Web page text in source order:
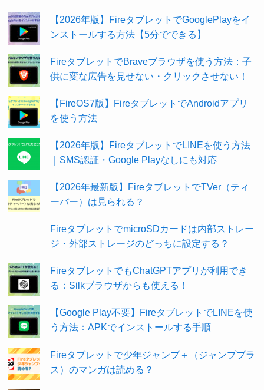
【2026年版】FireタブレットでGooglePlayをイ
ンストールする方法【5分でできる】
FireタブレットでBraveブラウザを使う方法：子
供に変な広告を見せない・クリックさせない！
【FireOS7版】FireタブレットでAndroidアプリ
を使う方法
【2026年版】FireタブレットでLINEを使う方法
｜SMS認証・Google Playなしにも対応
【2026年最新版】FireタブレットでTVer（ティ
ーバー）は見られる？
FireタブレットでmicroSDカードは内部ストレー
ジ・外部ストレージのどっちに設定する？
FireタブレットでもChatGPTアプリが利用でき
る：Silkブラウザからも使える！
【Google Play不要】FireタブレットでLINEを使
う方法：APKでインストールする手順
Fireタブレットで少年ジャンプ＋（ジャンププラ
ス）のマンガは読める？